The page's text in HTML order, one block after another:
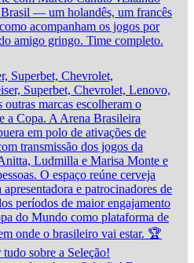
Superbet, Chevrolet,
sobre a Seleção!